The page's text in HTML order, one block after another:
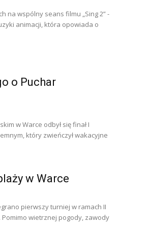
na wspólny seans filmu „Sing 2” -
animacji, która opowiada o
o Puchar
w Warce odbył się finał I
który zwieńczył wakacyjne
w Warce
pierwszy turniej w ramach II
wietrznej pogody, zawody